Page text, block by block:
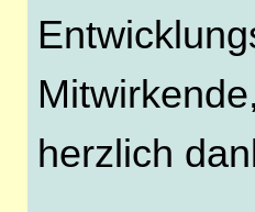
herzlich